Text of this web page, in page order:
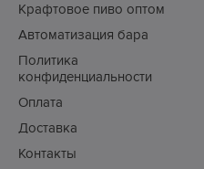
Крафтовое пиво оптом
Автоматизация бара
Политика
конфиденциальности
Оплата
Доставка
Контакты